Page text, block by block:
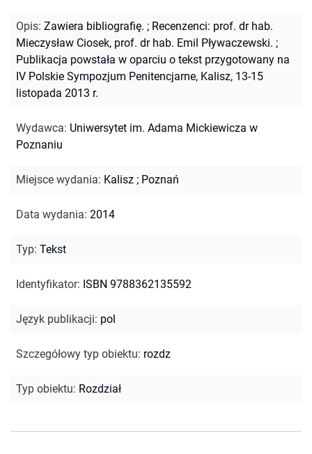
Opis: Zawiera bibliografię. ; Recenzenci: prof. dr hab.
Mieczysław Ciosek, prof. dr hab. Emil Pływaczewski. ;
Publikacja powstała w oparciu o tekst przygotowany na
IV Polskie Sympozjum Penitencjarne, Kalisz, 13-15
listopada 2013 r.
Wydawca: Uniwersytet im. Adama Mickiewicza w
Poznaniu
Miejsce wydania: Kalisz ; Poznań
Data wydania: 2014
Typ: Tekst
Identyfikator: ISBN 9788362135592
Język publikacji: pol
Szczegółowy typ obiektu: rozdz
Typ obiektu: Rozdział